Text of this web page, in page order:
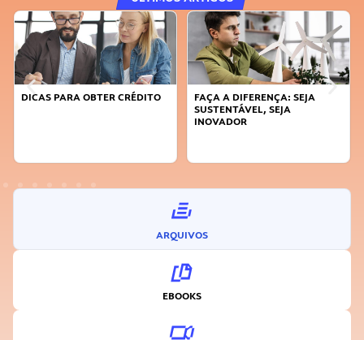
DICAS PARA OBTER CRÉDITO
FAÇA A DIFERENÇA: SEJA
SUSTENTÁVEL, SEJA
INOVADOR
ARQUIVOS
EBOOKS